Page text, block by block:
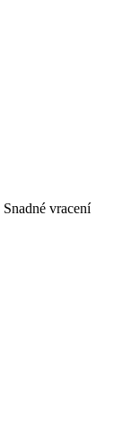
Snadné vracení